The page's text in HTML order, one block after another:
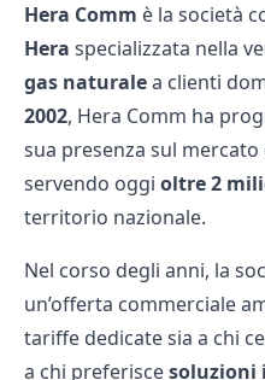
Hera Comm è la società
Hera specializzata nella
gas naturalea clienti
2002, Hera Comm ha
sua presenza sul
servendo oggi oltre 2
territorio nazionale.
Nel corso degli anni, la
un’offerta commerciale
tariffe dedicate sia a chi
a chi preferiscesoluzioni